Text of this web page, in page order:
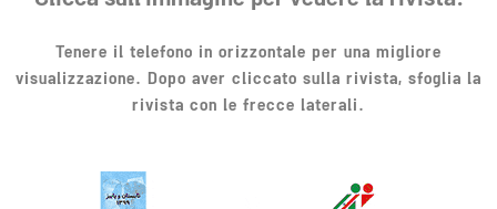
Tenere il telefono in orizzontale per una migliore
visualizzazione. Dopo aver cliccato sulla rivista, sfoglia la
rivista con le frecce laterali.